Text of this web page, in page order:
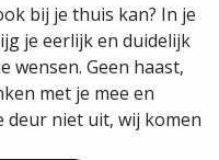
bij je thuis kan? In je
je eerlijk en duidelijk
wensen. Geen haast,
met je mee en
deur niet uit, wij komen